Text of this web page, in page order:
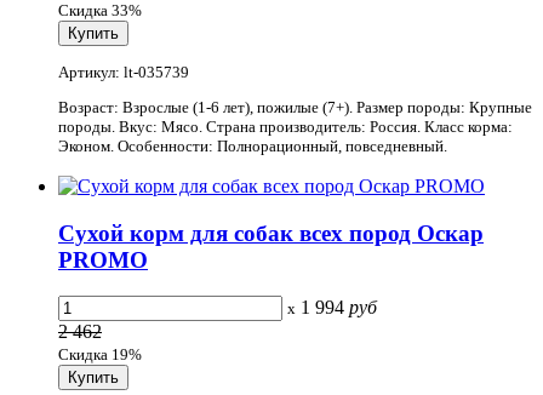
Скидка 33%
Артикул: lt-035739
Возраст: Взрослые (1-6 лет), пожилые (7+). Размер породы: Крупные
породы. Вкус: Мясо. Страна производитель: Россия. Класс корма:
Эконом. Особенности: Полнорационный, повседневный.
Сухой корм для собак всех пород Оскар
PROMO
x 1 994 руб
2 462
Скидка 19%